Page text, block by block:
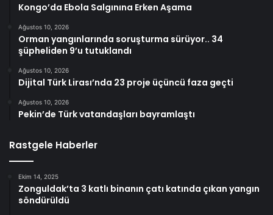
Kongo’da Ebola Salgınına Erken Aşama
Ağustos 10, 2026
Orman yangınlarında soruşturma sürüyor.. 34
şüpheliden 9’u tutuklandı
Ağustos 10, 2026
Dijital Türk Lirası’nda 23 proje üçüncü faza geçti
Ağustos 10, 2026
Pekin’de Türk vatandaşları bayramlaştı
Rastgele Haberler
Ekim 14, 2025
Zonguldak’ta 3 katlı binanın çatı katında çıkan yangın
söndürüldü